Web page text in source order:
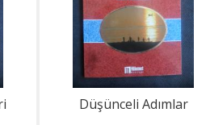
Düşünceli Adımlar